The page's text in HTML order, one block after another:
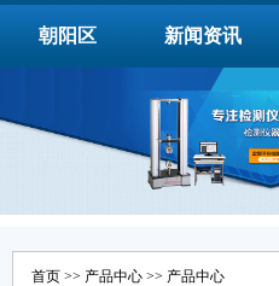
朝阳区 新闻资讯
首页 >> 产品中心 >> 产品中心